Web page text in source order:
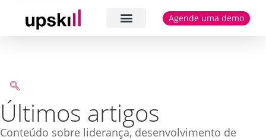
Agende uma demo
Últimos artigos
Conteúdo sobre liderança, desenvolvimento de